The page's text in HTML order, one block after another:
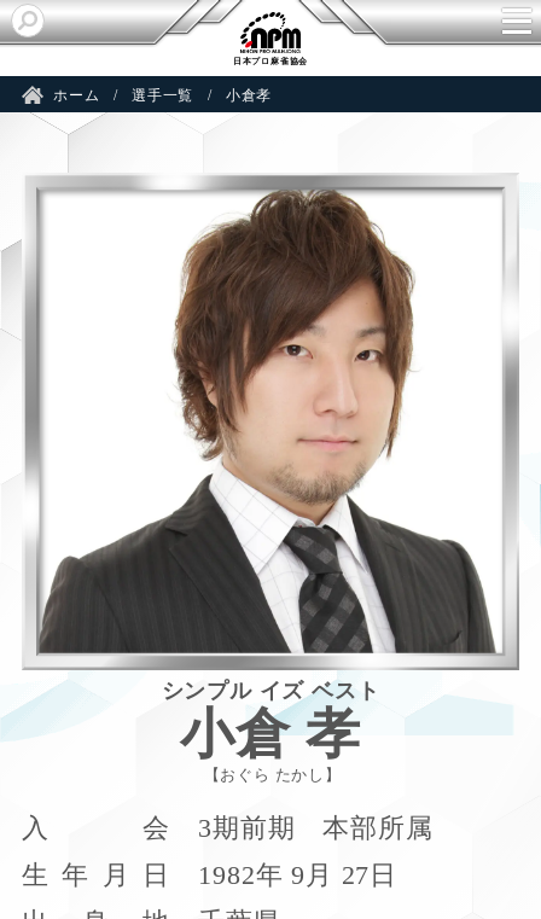
日本プロ麻雀協会
ホーム 選手一覧 小倉孝
シンプル イズ ベスト
小倉 孝
おぐら たかし
入 会
3期前期 本部所属
生 年 月 日
1982年 9月 27日